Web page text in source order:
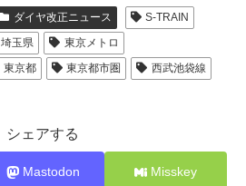
ダイヤ改正ニュース
S-TRAIN
埼玉県
東京メトロ
東京都 東京都市圏
西武池袋線
シェアする
Mastodon Misskey